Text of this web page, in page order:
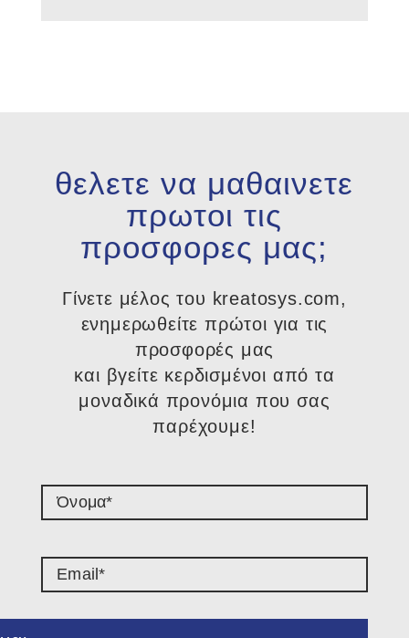
θελετε να μαθαινετε
πρωτοι τις
προσφορες μας;
Γίνετε μέλος του kreatosys.com,
ενημερωθείτε πρώτοι για τις
προσφορές μας
και βγείτε κερδισμένοι από τα
μοναδικά προνόμια που σας
παρέχουμε!​